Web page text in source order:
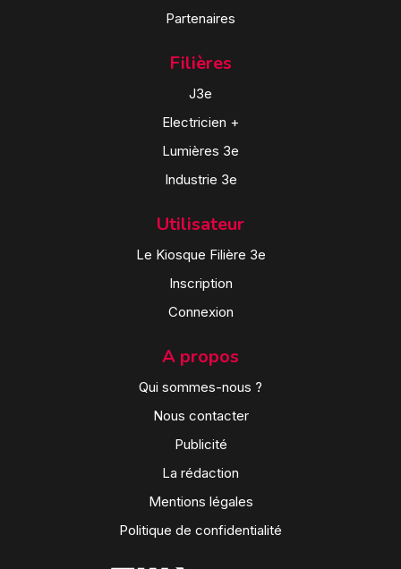
Partenaires
Filières
J3e
Electricien +
Lumières 3e
Industrie 3e
Utilisateur
Le Kiosque Filière 3e
Inscription
Connexion
A propos
Qui sommes-nous ?
Nous contacter
Publicité
La rédaction
Mentions légales
Politique de confidentialité